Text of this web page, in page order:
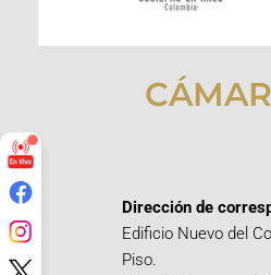
Dirección de
Edificio Nuevo del
Piso.